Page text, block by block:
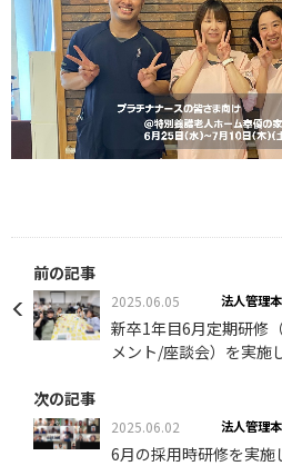
前の記事
2025.06.05 法人管理
新卒1年目6月定期研修
メント/座談会）を実施
次の記事
2025.06.02 法人管理
6月の採用時研修を実施